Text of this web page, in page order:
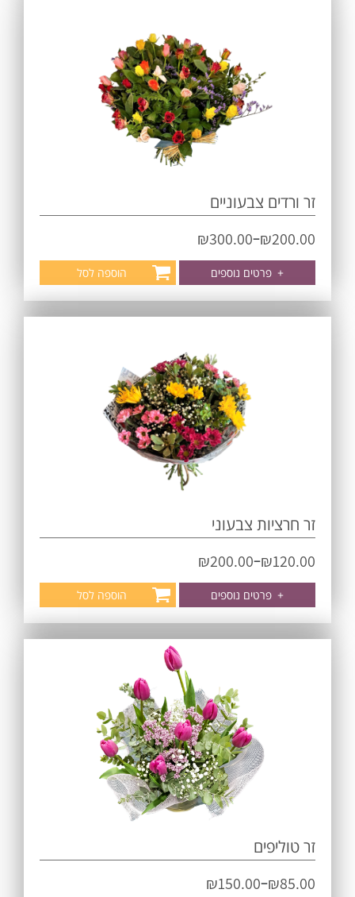
זר ורדים צבעוניים
₪200.00
–
₪300.00
+ פרטים נוספים הוספה לסל
זר חרציות צבעוני
₪120.00
–
₪200.00
+ פרטים נוספים הוספה לסל
זר טוליפים
₪85.00
–
₪150.00